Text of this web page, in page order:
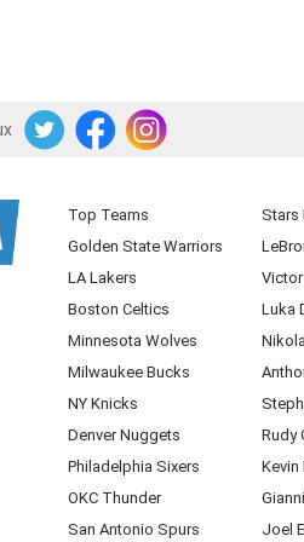
Instagram
Top Teams
Golden State Warriors
LA Lakers
Boston Celtics
Minnesota Wolves
Milwaukee Bucks
NY Knicks
Denver Nuggets
Philadelphia Sixers
OKC Thunder
San Antonio Spurs
Stars
Luka
Rudy
Kevin
Joel